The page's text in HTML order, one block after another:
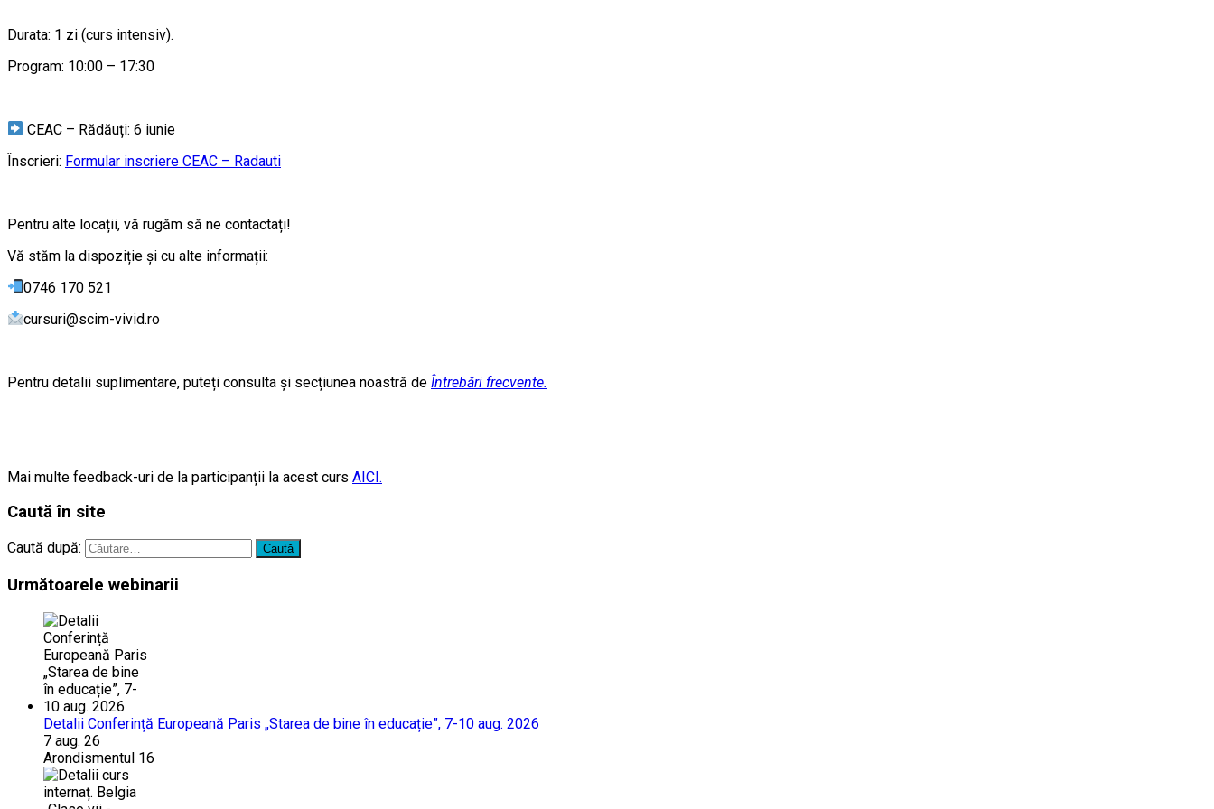
Durata: 1 zi (curs intensiv).
Program: 10:00 – 17:30
CEAC – Rădăuți: 6 iunie
Înscrieri: Formular inscriere CEAC – Radauti
Pentru alte locații, vă rugăm să ne contactați!
Vă stăm la dispoziție şi cu alte informații:
0746 170 521
cursuri@scim-vivid.ro
Pentru detalii suplimentare, puteți consulta şi secțiunea noastră de Întrebări frecvente.
Mai multe feedback-uri de la participanții la acest curs AICI.
Caută în site
Caută după:
Următoarele webinarii
Detalii Conferință Europeană Paris „Starea de bine în educație”, 7-10 aug. 2026
7 aug. 26
Arondismentul 16